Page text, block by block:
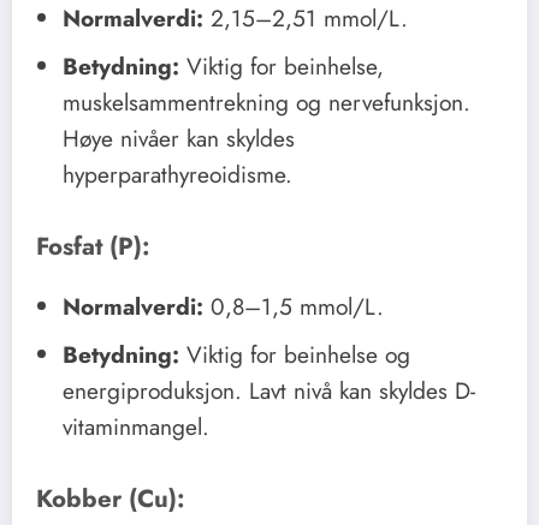
Normalverdi: 2,15–2,51 mmol/L.
Betydning: Viktig for beinhelse,
muskelsammentrekning og nervefunksjon.
Høye nivåer kan skyldes
hyperparathyreoidisme.
Fosfat (P):
Normalverdi: 0,8–1,5 mmol/L.
Betydning: Viktig for beinhelse og
energiproduksjon. Lavt nivå kan skyldes D-
vitaminmangel.
Kobber (Cu):